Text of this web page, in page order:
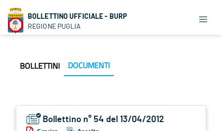
BOLLETTINO UFFICIALE - BURP
REGIONE PUGLIA
BOLLETTINI DOCUMENTI
Bollettino n° 54 del 13/04/2012